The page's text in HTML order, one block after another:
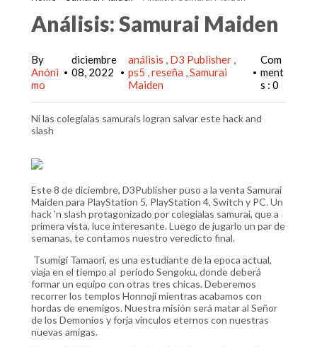
Análisis: Samurai Maiden
By
Anóni
mo
•
diciembre
08, 2022
•
análisis
D3 Publisher
ps5 reseña Samurai
Maiden
•
Com
ment
s : 0
Ni las colegialas samurais logran salvar este hack and
slash
Este 8 de diciembre, D3Publisher puso a la venta Samurai
Maiden para PlayStation 5, PlayStation 4, Switch y PC. Un
hack 'n slash protagonizado por colegialas samurai, que a
primera vista, luce interesante. Luego de jugarlo un par de
semanas, te contamos nuestro veredicto final.
Tsumigi Tamaori, es una estudiante de la epoca actual,
viaja en el tiempo al período Sengoku, donde deberá
formar un equipo con otras tres chicas. Deberemos
recorrer los templos Honnoji mientras acabamos con
hordas de enemigos. Nuestra misión será matar al Señor
de los Demonios y forja vínculos eternos con nuestras
nuevas amigas.